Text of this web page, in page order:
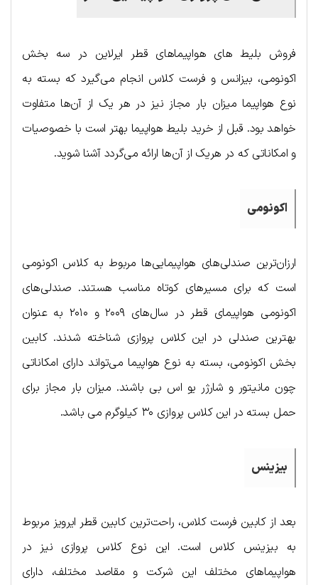
فروش بلیط های هواپیماهای قطر ایرلاین در سه بخش
اکونومی، بیزانس و فرست کلاس انجام می‌گیرد که بسته به
نوع هواپیما میزان بار مجاز نیز در هر یک از آن‌ها متفاوت
خواهد بود. قبل از خرید بلیط هواپیما بهتر است با خصوصیات
و امکاناتی که در هریک از آن‌ها ارائه می‌گردد آشنا شوید.
اکونومی
ارزان‌ترین صندلی‌های هواپیمایی‌ها مربوط به کلاس اکونومی
است که برای مسیرهای کوتاه مناسب هستند. صندلی‌های
اکونومی هواپیمای قطر در سال‌های ۲۰۰۹ و ۲۰۱۰ به عنوان
بهترین صندلی در این کلاس پروازی شناخته شدند. کابین
بخش اکونومی، بسته به نوع هواپیما می‌تواند دارای امکاناتی
چون مانیتور و شارژر یو اس بی باشند. میزان بار مجاز برای
حمل بسته در این کلاس پروازی ۳۰ کیلوگرم می باشد.
بیزینس
بعد از کابین فرست کلاس، راحت‌ترین کابین قطر ایرویز مربوط
به بیزینس کلاس است. این نوع کلاس پروازی نیز در
هواپیماهای مختلف این شرکت و مقاصد مختلف، دارای